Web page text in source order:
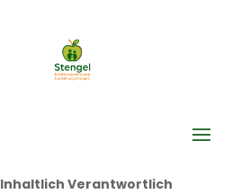
Inhaltlich Verantwortlich